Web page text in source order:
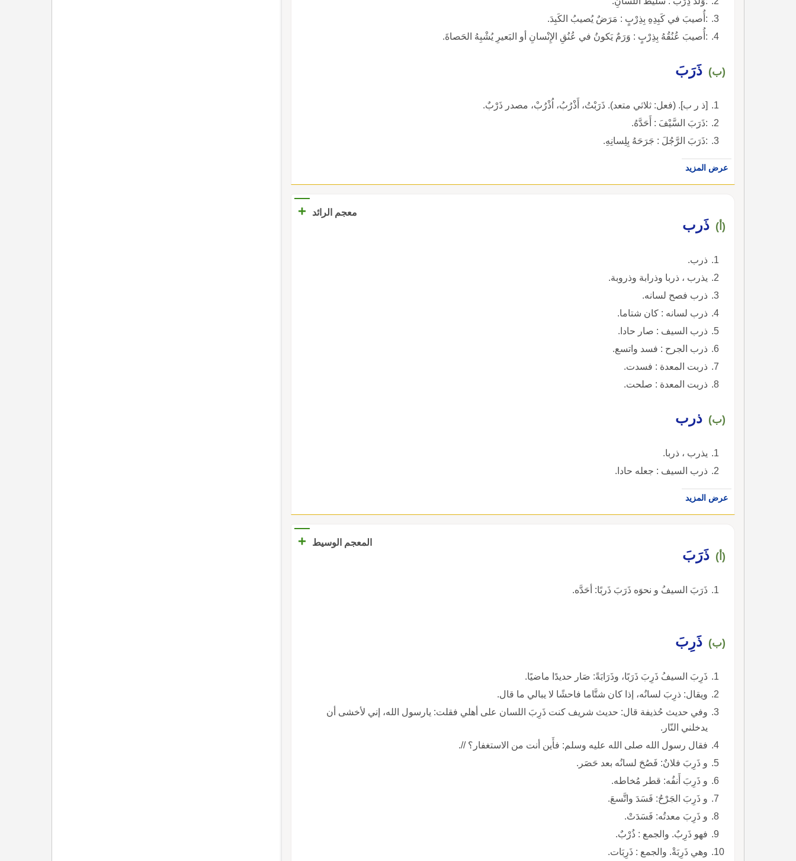
:أُصيبَ في كَبِدِهِ بِذِرْبٍ : مَرَضٌ يُصيبُ الكَبِدَ.
:أُصيبَ عُنُقُهُ بِذِرْبٍ : وَرَمٌ يَكونُ في عُنُقِ الإِنْسانِ أو البَعيرِ يُشْبِهُ الحَصاةَ.
(ب) ذَرَبَ
[ذ ر ب]. (فعل: ثلاثي متعد). ذَرَبْتُ، أَذْرُبُ، اُذْرُبْ، مصدر ذَرْبٌ.
:ذَرَبَ السَّيْفَ : أَحَدَّهُ.
:ذَرَبَ الرَّجُلَ : جَرَحَهُ بِلِسانِهِ.
عرض المزيد
معجم الرائد +
(أ) ذَرب
ذرب.
يذرب ، ذربا وذرابة وذروبة.
ذرب فصح لسانه.
ذرب لسانه : كان شتاما.
ذرب السيف : صار حادا.
ذرب الجرح : فسد واتسع.
ذربت المعدة : فسدت.
ذربت المعدة : صلحت.
(ب) ذرب
يذرب ، ذربا.
ذرب السيف : جعله حادا.
عرض المزيد
المعجم الوسيط +
(أ) ذَرَبَ
ذَرَبَ السيفُ و نحوَه ذَرَبَ ذَربًا: أحَدَّه.
(ب) ذَرِبَ
ذَرِبَ السيفُ ذَرِبَ ذَرَبًا، وذَرَابَةً: صَار حديدًا ماضيًا.
ويقال: ذرِبَ لسانُه، إذا كان شتَّاما فاحشًا لا يبالي ما قال.
وفي حديث حُذيفة قال: حديث شريف كنت ذَرِبَ اللسان على أهلي فقلت: يارسول الله، إني لأخشى أن
يدخلني النّار.
فقال رسول الله صلى الله عليه وسلم: فأَين أنت من الاستغفار؟ //.
و ذَرِبَ فلانٌ: فَصُحَ لسانُه بعد حَصَر.
و ذَرِبَ أَنفُه: قطر مُخاطه.
و ذَرِبَ الجَرْحُ: فَسَدَ واتَّسعَ.
و ذَرِبَ معدتُه: فَسَدَتْ.
فهو ذَرِبٌ. والجمع : ذُرْبٌ.
وهي ذَرِبَةْ. والجمع : ذَرِبَات.